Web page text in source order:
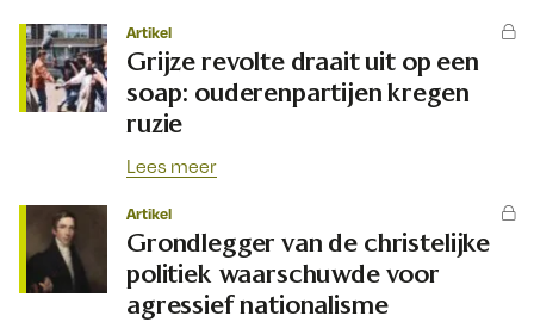
Artikel
Grijze revolte draait uit op een
soap: ouderenpartijen kregen
ruzie
Lees meer
Artikel
Grondlegger van de christelijke
politiek waarschuwde voor
agressief nationalisme